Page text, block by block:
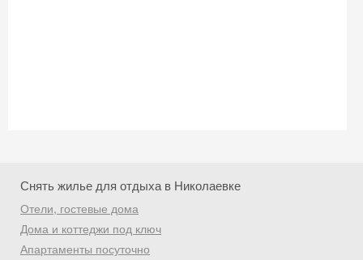
Снять жилье для отдыха в Николаевке
Отели, гостевые дома
Дома и коттеджи под ключ
Апартаменты посуточно
Скидка −5%
Хочешь дешевле? Оставь почту и получи